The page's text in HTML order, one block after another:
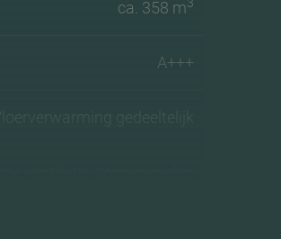
ca. 358 m
A+++
Vloerverwarming gedeeltelijk